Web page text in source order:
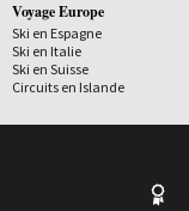
Voyage Europe
Ski en Espagne
Ski en Italie
Ski en Suisse
Circuits en Islande